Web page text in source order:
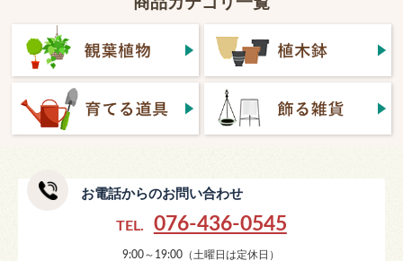
お電話からのお問い合わせ
TEL. 076-436-0545
9:00～19:00（土曜日は定休日）